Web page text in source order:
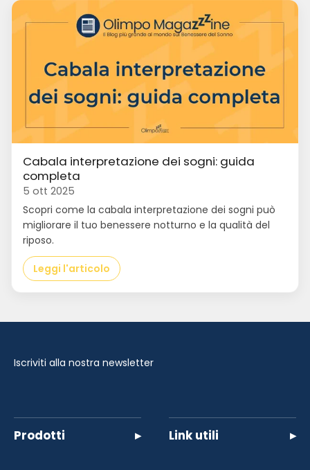
Cabala interpretazione dei sogni: guida
completa
5 ott 2025
Scopri come la cabala interpretazione dei sogni può
migliorare il tuo benessere notturno e la qualità del
riposo.
Leggi l'articolo
Iscriviti alla nostra newsletter
Prodotti ▸ Link utili ▸